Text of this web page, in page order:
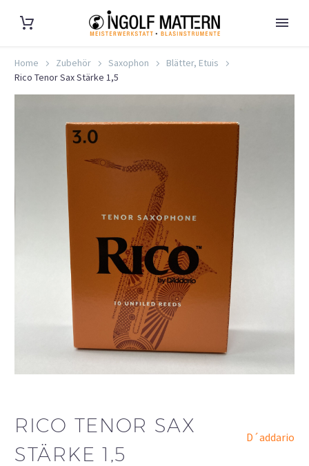
Home Zubehör Saxophon
Blätter, Etuis
Rico Tenor Sax Stärke 1,5
RICO TENOR SAX
STÄRKE 1,5
D´addario